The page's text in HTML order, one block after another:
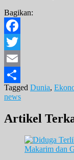
Bagikan:
Facebook
Twitter
Email
Share
Tagged Dunia,
news
Artikel